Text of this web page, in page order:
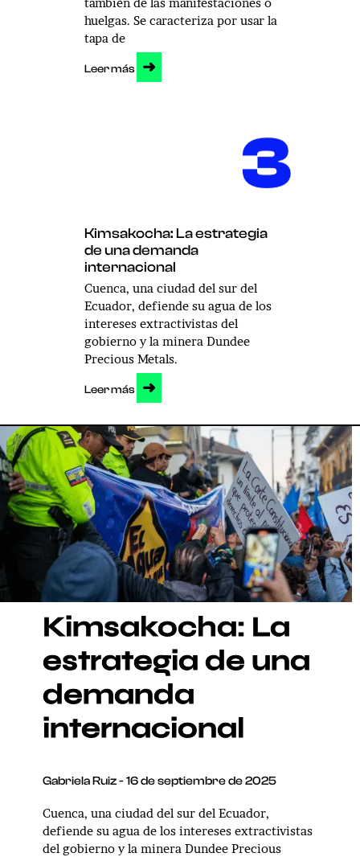
huelgas. Se caracteriza por usar la
tapa de
Leer más ➜
3
Kimsakocha: La estrategia
de una demanda
internacional
Cuenca, una ciudad del sur del
Ecuador, defiende su agua de los
intereses extractivistas del
gobierno y la minera Dundee
Precious Metals.
Leer más ➜
Kimsakocha: La
estrategia de una
demanda
internacional
Gabriela Ruiz 16 de septiembre de 2025
Cuenca, una ciudad del sur del Ecuador,
defiende su agua de los intereses extractivistas
del gobierno y la minera Dundee Precious